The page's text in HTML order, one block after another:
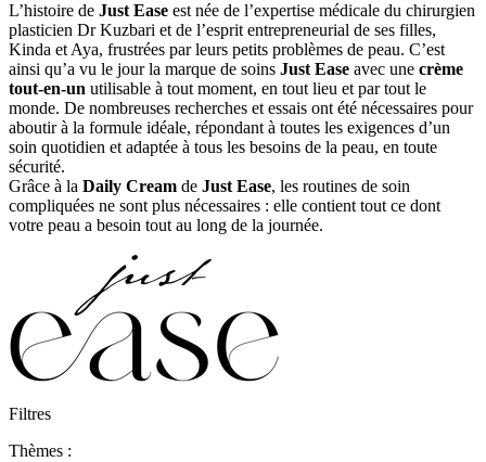
L’histoire de Just Ease est née de l’expertise médicale du chirurgien
plasticien Dr Kuzbari et de l’esprit entrepreneurial de ses filles,
Kinda et Aya, frustrées par leurs petits problèmes de peau. C’est
ainsi qu’a vu le jour la marque de soins Just Ease avec une crème
tout-en-un utilisable à tout moment, en tout lieu et par tout le
monde. De nombreuses recherches et essais ont été nécessaires pour
aboutir à la formule idéale, répondant à toutes les exigences d’un
soin quotidien et adaptée à tous les besoins de la peau, en toute
sécurité.
Grâce à la Daily Cream de Just Ease, les routines de soin
compliquées ne sont plus nécessaires : elle contient tout ce dont
votre peau a besoin tout au long de la journée.
Filtres
Thèmes :